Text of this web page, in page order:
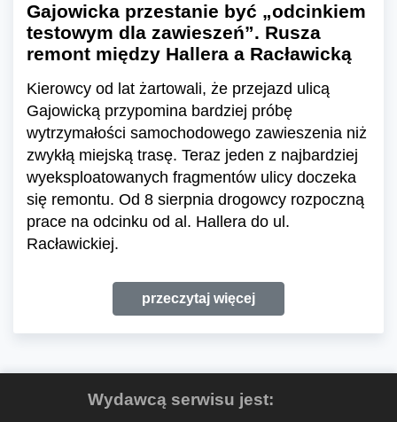
Gajowicka przestanie być „odcinkiem
testowym dla zawieszeń”. Rusza
remont między Hallera a Racławicką
Kierowcy od lat żartowali, że przejazd ulicą
Gajowicką przypomina bardziej próbę
wytrzymałości samochodowego zawieszenia niż
zwykłą miejską trasę. Teraz jeden z najbardziej
wyeksploatowanych fragmentów ulicy doczeka
się remontu. Od 8 sierpnia drogowcy rozpoczną
prace na odcinku od al. Hallera do ul.
Racławickiej.
przeczytaj więcej
Wydawcą serwisu jest: